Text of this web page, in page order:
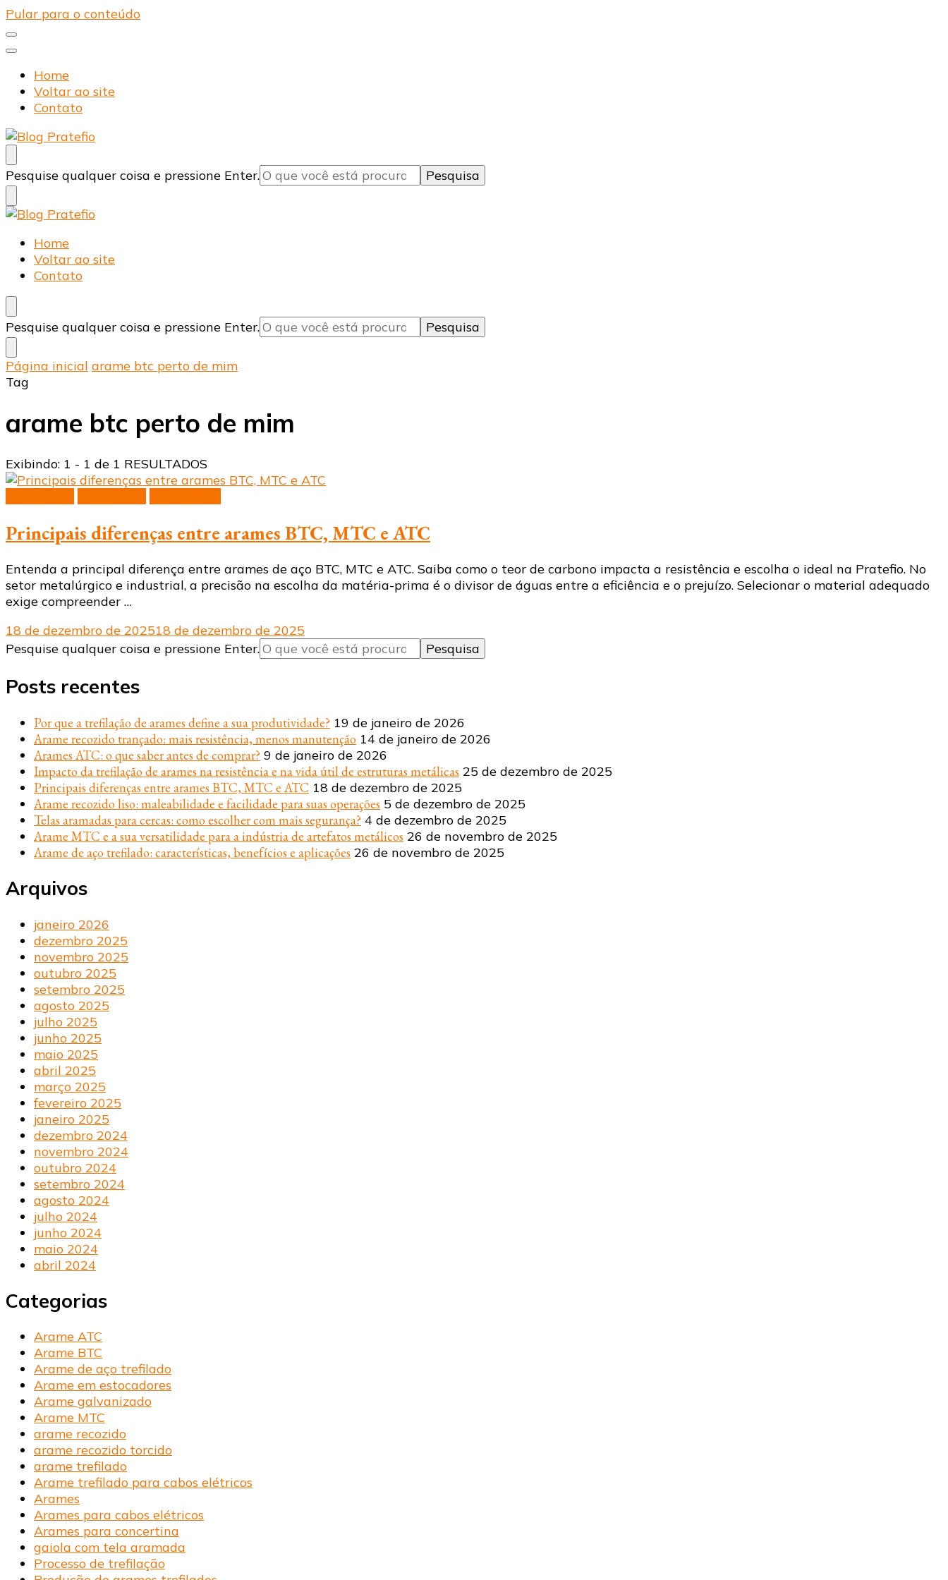
Pular para o conteúdo
Home
Voltar ao site
Contato
Blog Pratefio
Arames e Telas de Qualidade
Procurando
algo?
Pesquise qualquer coisa e pressione Enter.
Blog Pratefio
Arames e Telas de Qualidade
Home
Voltar ao site
Contato
Procurando
algo?
Pesquise qualquer coisa e pressione Enter.
Página inicial arame btc perto de mim
Tag
arame btc perto de mim
Exibindo: 1 - 1 de 1 RESULTADOS
Principais diferenças entre arames BTC, MTC e ATC
Entenda a principal diferença entre arames de aço BTC, MTC e ATC. Saiba como o teor de carbono impacta a resistência e escolha o ideal na Pratefio. No
setor metalúrgico e industrial, a precisão na escolha da matéria-prima é o divisor de águas entre a eficiência e o prejuízo. Selecionar o material adequado
exige compreender …
18 de dezembro de 202518 de dezembro de 2025
Procurando
Pesquise qualquer coisa e pressione Enter.
Posts recentes
Por que a trefilação de arames define a sua produtividade? 19 de janeiro de 2026
Arame recozido trançado: mais resistência, menos manutenção 14 de janeiro de 2026
Arames ATC: o que saber antes de comprar? 9 de janeiro de 2026
Impacto da trefilação de arames na resistência e na vida útil de estruturas metálicas 25 de dezembro de 2025
Principais diferenças entre arames BTC, MTC e ATC 18 de dezembro de 2025
Arame recozido liso: maleabilidade e facilidade para suas operações 5 de dezembro de 2025
Telas aramadas para cercas: como escolher com mais segurança? 4 de dezembro de 2025
Arame MTC e a sua versatilidade para a indústria de artefatos metálicos 26 de novembro de 2025
Arame de aço trefilado: características, benefícios e aplicações 26 de novembro de 2025
Arquivos
janeiro 2026
dezembro 2025
novembro 2025
outubro 2025
setembro 2025
agosto 2025
julho 2025
junho 2025
maio 2025
abril 2025
março 2025
fevereiro 2025
janeiro 2025
dezembro 2024
novembro 2024
outubro 2024
setembro 2024
agosto 2024
julho 2024
junho 2024
maio 2024
abril 2024
Categorias
Arame ATC
Arame BTC
Arame de aço trefilado
Arame em estocadores
Arame galvanizado
Arame MTC
arame recozido
arame recozido torcido
arame trefilado
Arame trefilado para cabos elétricos
Arames
Arames para cabos elétricos
Arames para concertina
gaiola com tela aramada
Processo de trefilação